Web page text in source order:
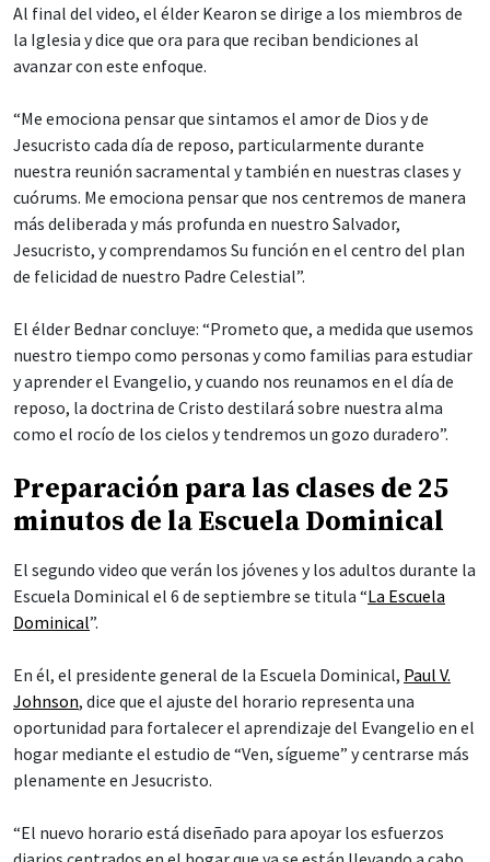
Al final del video, el élder Kearon se dirige a los miembros de
la Iglesia y dice que ora para que reciban bendiciones al
avanzar con este enfoque.
“Me emociona pensar que sintamos el amor de Dios y de
Jesucristo cada día de reposo, particularmente durante
nuestra reunión sacramental y también en nuestras clases y
cuórums. Me emociona pensar que nos centremos de manera
más deliberada y más profunda en nuestro Salvador,
Jesucristo, y comprendamos Su función en el centro del plan
de felicidad de nuestro Padre Celestial”.
El élder Bednar concluye: “Prometo que, a medida que usemos
nuestro tiempo como personas y como familias para estudiar
y aprender el Evangelio, y cuando nos reunamos en el día de
reposo, la doctrina de Cristo destilará sobre nuestra alma
como el rocío de los cielos y tendremos un gozo duradero”.
Preparación para las clases de 25
minutos de la Escuela Dominical
El segundo video que verán los jóvenes y los adultos durante la
Escuela Dominical el 6 de septiembre se titula “La Escuela
Dominical”.
En él, el presidente general de la Escuela Dominical, Paul V.
Johnson, dice que el ajuste del horario representa una
oportunidad para fortalecer el aprendizaje del Evangelio en el
hogar mediante el estudio de “Ven, sígueme” y centrarse más
plenamente en Jesucristo.
“El nuevo horario está diseñado para apoyar los esfuerzos